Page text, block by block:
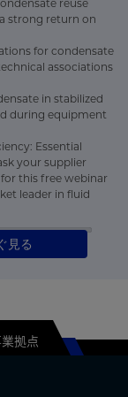
reuse
strong return on
for condensate
associations
in stabilized
during equipment
Essential
your supplier
this free webinar
leader in fluid
見る
拠点